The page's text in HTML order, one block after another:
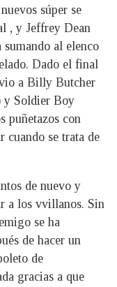
súper se
, y Jeffrey Dean
al elenco
Dado el final
a Billy Butcher
y Soldier Boy
puñetazos con
cuando se trata de
de nuevo y
a los vvillanos. Sin
se ha
de hacer un
de
gracias a que